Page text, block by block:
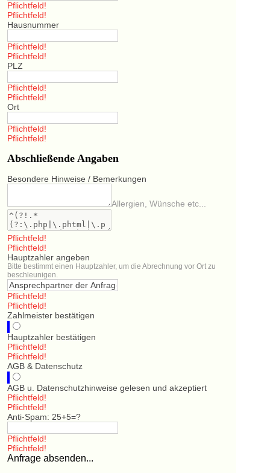
Pflichtfeld!
Pflichtfeld!
Hausnummer
Pflichtfeld!
Pflichtfeld!
PLZ
Pflichtfeld!
Pflichtfeld!
Ort
Pflichtfeld!
Pflichtfeld!
Abschließende Angaben
Besondere Hinweise / Bemerkungen
Allergien, Wünsche etc...
Pflichtfeld!
Pflichtfeld!
Hauptzahler angeben
Bitte bestimmt einen Hauptzahler, um die Abrechnung vor Ort zu
beschleunigen.
Pflichtfeld!
Pflichtfeld!
Zahlmeister bestätigen
Hauptzahler bestätigen
Pflichtfeld!
Pflichtfeld!
AGB & Datenschutz
AGB u. Datenschutzhinweise gelesen und akzeptiert
Pflichtfeld!
Pflichtfeld!
Anti-Spam: 25+5=?
Pflichtfeld!
Pflichtfeld!
Anfrage absenden...